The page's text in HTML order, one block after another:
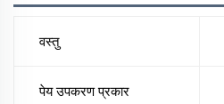
वस्तु
पेय उपकरण प्रकार